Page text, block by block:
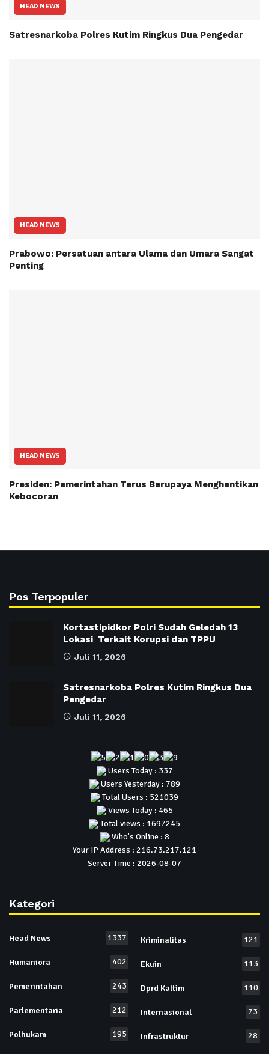
HEAD NEWS
Satresnarkoba Polres Kutim Ringkus Dua Pengedar
HEAD NEWS
Prabowo: Persatuan antara Ulama dan Umara Sangat
Penting
HEAD NEWS
Presiden: Pemerintahan Terus Berupaya Menghentikan
Kebocoran
Pos Terpopuler
Kortastipidkor Polri Sudah Geledah 13
Lokasi Terkait Korupsi dan TPPU
Juli 11, 2026
Satresnarkoba Polres Kutim Ringkus Dua
Pengedar
Juli 11, 2026
Users Today : 337
Users Yesterday : 789
Total Users : 521039
Views Today : 465
Total views : 1697245
Who's Online : 8
Your IP Address : 216.73.217.121
Server Time : 2026-08-07
Kategori
Head News 1337
Humaniora 402
Pemerintahan 243
Parlementaria 212
Polhukam 195
Kriminalitas 121
Ekuin 113
Dprd Kaltim 110
Internasional 73
Infrastruktur 28